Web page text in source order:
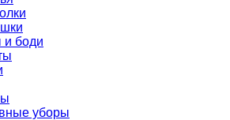
и боди
уборы